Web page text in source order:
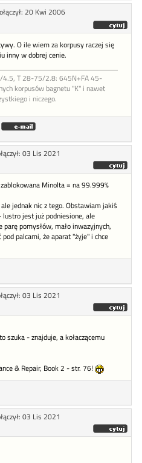
20 Kwi 2006
O ile wiem za korpusy raczej się
inny w dobrej cenie.
4.5, T 28-75/2.8: 645N+FA 45-
korpusów bagnetu "K" i nawet
i niczego.
03 Lis 2021
Minolta = na 99.999%
jednak nic z tego. Obstawiam jakiś
jest już podniesione, ale
pomysłów, mało inwazyjnych,
palcami, że aparat "żyje" i chce
03 Lis 2021
szuka - znajduje, a kołaczącemu
& Repair, Book 2 - str. 76!
03 Lis 2021